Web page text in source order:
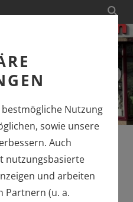
Nutzung
sowie unsere
Auch
nutzungsbasierte
und arbeiten
Partnern (u. a.